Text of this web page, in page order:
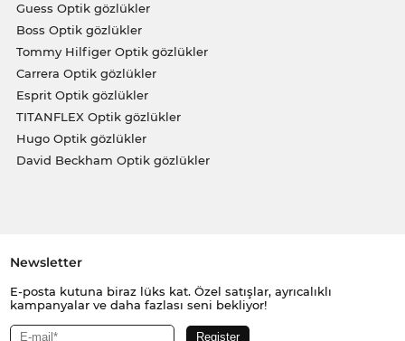
Guess Optik gözlükler
Boss Optik gözlükler
Tommy Hilfiger Optik gözlükler
Carrera Optik gözlükler
Esprit Optik gözlükler
TITANFLEX Optik gözlükler
Hugo Optik gözlükler
David Beckham Optik gözlükler
Newsletter
E-posta kutuna biraz lüks kat. Özel satışlar, ayrıcalıklı
kampanyalar ve daha fazlası seni bekliyor!